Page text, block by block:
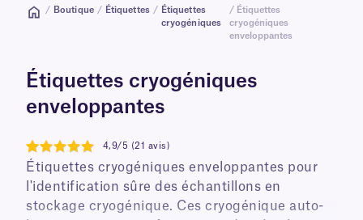
/ Boutique / Étiquettes / Étiquettes
cryogéniques
/ Étiquettes
cryogéniques
enveloppantes
Étiquettes cryogéniques
enveloppantes
4.9
4,9/5 (21 avis)
Étiquettes cryogéniques enveloppantes pour
l'identification sûre des échantillons en
stockage cryogénique. Ces cryogénique auto-